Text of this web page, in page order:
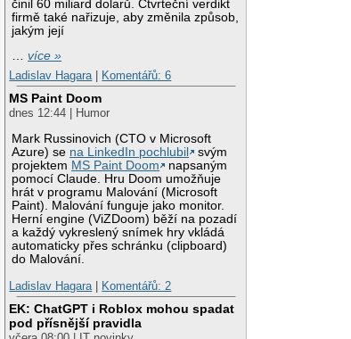
činil 60 miliard dolarů. Čtvrteční verdikt
firmě také nařizuje, aby změnila způsob,
jakým její
…více »
Ladislav Hagara
Komentářů: 6
MS Paint Doom
dnes 12:44 | Humor
Mark Russinovich (CTO v Microsoft
Azure) se na LinkedIn pochlubil
svým
projektem MS Paint Doom
napsaným
pomocí Claude. Hru Doom umožňuje
hrát v programu Malování (Microsoft
Paint). Malování funguje jako monitor.
Herní engine (ViZDoom) běží na pozadí
a každý vykreslený snímek hry vkládá
automaticky přes schránku (clipboard)
do Malování.
Ladislav Hagara
Komentářů: 2
EK: ChatGPT i Roblox mohou spadat
pod přísnější pravidla